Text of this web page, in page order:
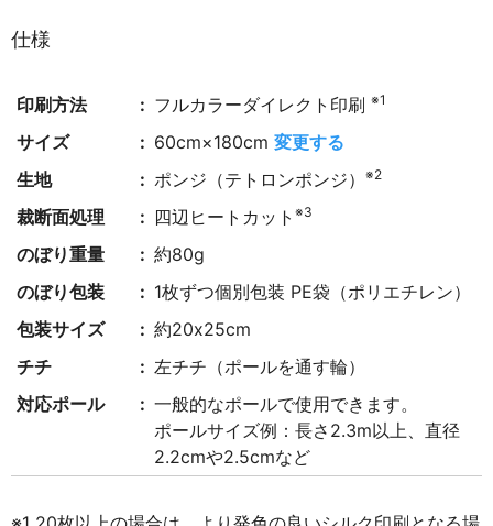
仕様
印刷方法 フルカラーダイレクト印刷※1
サイズ 60cm×180cm変更する
生地
ポンジ（テトロンポンジ）※2
裁断面処理 四辺ヒートカット※3
のぼり重量
約80g
のぼり包装
1枚ずつ個別包装 PE袋（ポリエチレン）
包装サイズ
約20x25cm
チチ
左チチ（ポールを通す輪）
対応ポール
一般的なポールで使用できます。
ポールサイズ例：長さ2.3m以上、直径
2.2cmや2.5cmなど